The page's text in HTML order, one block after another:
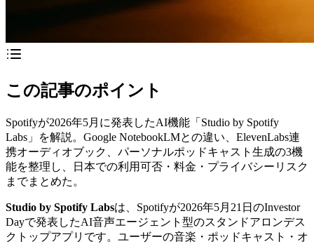
この記事のポイント
Spotifyが2026年5月に発表したAI機能「Studio by Spotify
Labs」を解説。Google NotebookLMとの違い、ElevenLabs連
携オーディオブック、パーソナルポッドキャスト生成の3機
能を整理し、日本での利用可否・料金・プライバシーリスク
までまとめた。
Studio by Spotify Labsは、Spotifyが2026年5月21日のInvestor
Dayで発表したAI音声エージェント型のスタンドアロンデス
クトップアプリです。ユーザーの音楽・ポッドキャスト・オ